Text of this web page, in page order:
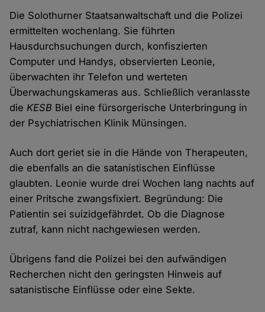
Die Solothurner Staatsanwaltschaft und die Polizei
ermittelten wochenlang. Sie führten
Hausdurchsuchungen durch, konfiszierten
Computer und Handys, observierten Leonie,
überwachten ihr Telefon und werteten
Überwachungskameras aus. Schließlich veranlasste
dieKESB Biel eine fürsorgerische Unterbringung in
der Psychiatrischen Klinik Münsingen.
Auch dort geriet sie in die Hände von Therapeuten,
die ebenfalls an die satanistischen Einflüsse
glaubten. Leonie wurde drei Wochen lang nachts auf
einer Pritsche zwangsfixiert. Begründung: Die
Patientin sei suizidgefährdet. Ob die Diagnose
zutraf, kann nicht nachgewiesen werden.
Übrigens fand die Polizei bei den aufwändigen
Recherchen nicht den geringsten Hinweis auf
satanistische Einflüsse oder eine Sekte.